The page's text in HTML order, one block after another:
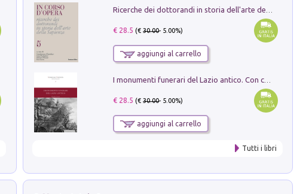
€ 28.5 (€30.00- 5.00%)
aggiungi al carrello
€ 28.5 (€30.00- 5.00%)
aggiungi al carrello
Tutti i libri